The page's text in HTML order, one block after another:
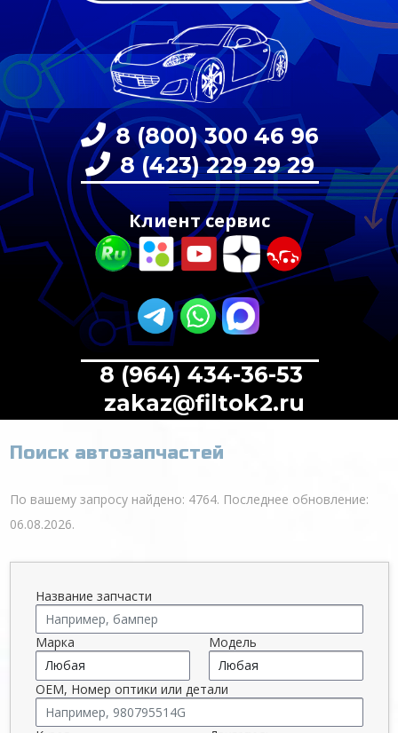
8 (800) 300 46 96
8 (423) 229 29 29
Клиент сервис
8 (964) 434-36-53
zakaz@filtok2.ru
Поиск автозапчастей
По вашему запросу найдено: 4764. Последнее обновление:
06.08.2026.
Название запчасти
Марка Модель
OEM, Номер оптики или детали